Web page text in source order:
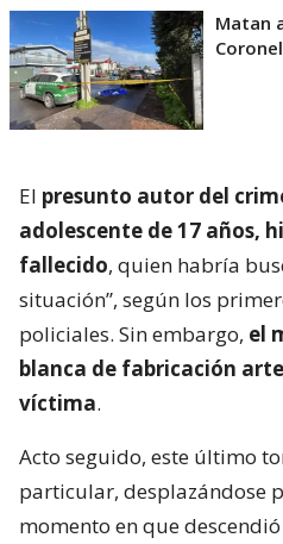
Matan
Coronel
El presunto autor del
adolescente de 17 años,
fallecido, quien habría
situación”, según los
policiales. Sin embargo, el
blanca de fabricación
víctima.
Acto seguido, este último
particular, desplazándose
momento en que